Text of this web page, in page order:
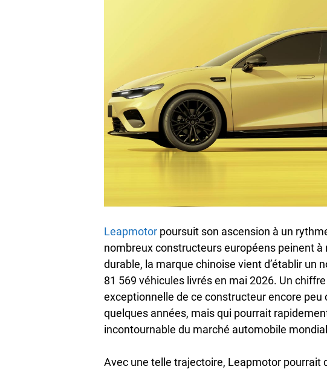
Leapmotor poursuit son ascension à un
nombreux constructeurs européens peinent à
durable, la marque chinoise vient d’établir un
81 569 véhicules livrés en mai 2026. Un
exceptionnelle de ce constructeur encore peu
quelques années, mais qui pourrait
incontournable du marché automobile
Avec une telle trajectoire, Leapmotor pourrait